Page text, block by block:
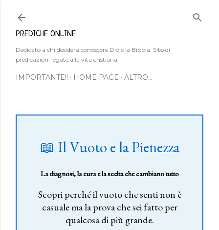
PREDICHE ONLINE
Dedicato a chi desidera conoscere Dio e la Bibbia. Sito di
predicazioni legate alla vita cristiana.
IMPORTANTE!! HOME PAGE ALTRO…
📖 Il Vuoto e la Pienezza
La diagnosi, la cura e la scelta che cambiano tutto
Scopri perché il vuoto che senti non è
casuale ma la prova che sei fatto per
qualcosa di più grande.